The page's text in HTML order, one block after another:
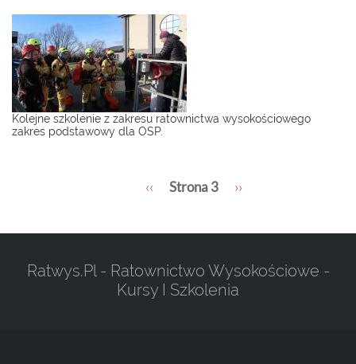
Kolejne szkolenie z zakresu ratownictwa wysokościowego
zakres podstawowy dla OSP.
StronicowaniePoprzednia
‹‹ Strona 3
Następna
››
Ratwys.pl - Ratownictwo Wysokościowe -
Kursy I Szkolenia